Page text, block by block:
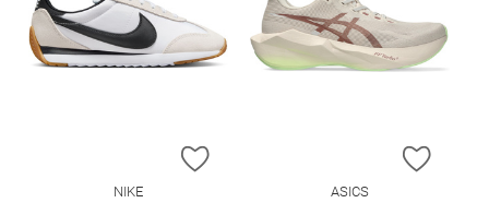
ZUR WUNSCHLISTE HINZUFÜGEN
NIKE
ZUR
ASICS